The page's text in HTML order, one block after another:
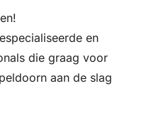
en
die graag voor
aan de slag